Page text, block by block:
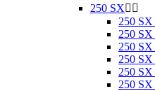
250 SX 
250 SX
250 SX
250 SX
250 SX
250 SX
250 SX